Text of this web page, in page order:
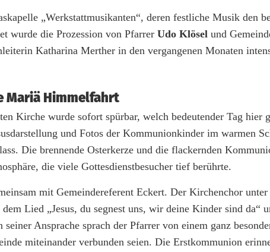
„Werkstattmusikanten“, deren festliche Musik den
wurde die Prozession von Pfarrer Udo Klösel und
Katharina Merther in den vergangenen Monaten
Mariä Himmelfahrt
Kirche wurde sofort spürbar, welch bedeutender Tag hier
und Fotos der Kommunionkinder im warmen
Die brennende Osterkerze und die flackernden
die viele Gottesdienstbesucher tief berührte.
mit Gemeindereferent Eckert. Der Kirchenchor
Lied „Jesus, du segnest uns, wir deine Kinder sind da“
Ansprache sprach der Pfarrer von einem ganz
miteinander verbunden seien. Die Erstkommunion